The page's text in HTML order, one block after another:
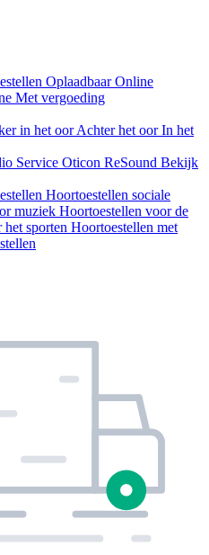
OplaadbaarOnline
Met vergoeding
in het oorAchter het oorIn het
Service Oticon ReSound Bekijk
Hoortoestellen sociale
muziek Hoortoestellen voor de
sporten Hoortoestellen met